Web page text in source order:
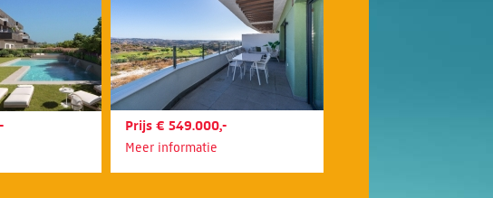
Prijs € 549.000,-
Meer informatie